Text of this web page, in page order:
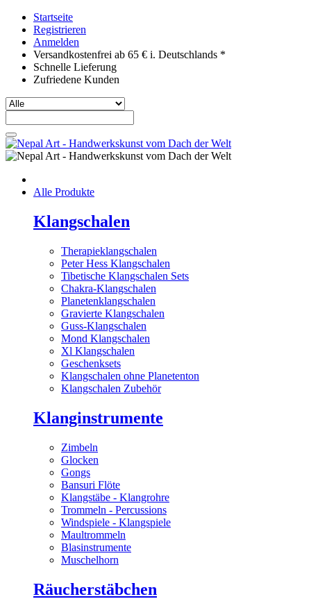
Startseite
Registrieren
Anmelden
Versandkostenfrei ab 65 € i. Deutschlands *
Schnelle Lieferung
Zufriedene Kunden
Alle Produkte
Klangschalen
Therapieklangschalen
Peter Hess Klangschalen
Tibetische Klangschalen Sets
Chakra-Klangschalen
Planetenklangschalen
Gravierte Klangschalen
Guss-Klangschalen
Mond Klangschalen
Xl Klangschalen
Geschenksets
Klangschalen ohne Planetenton
Klangschalen Zubehör
Klanginstrumente
Zimbeln
Glocken
Gongs
Bansuri Flöte
Klangstäbe - Klangrohre
Trommeln - Percussions
Windspiele - Klangspiele
Maultrommeln
Blasinstrumente
Muschelhorn
Räucherstäbchen